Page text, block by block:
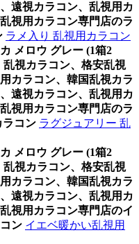
遠視カラコン、乱視用カ
視用カラコン専門店のラ
ラメ入り 乱視用カラコン
メロウ グレー (1箱2
視カラコン、格安乱視
カラコン、韓国乱視カラ
遠視カラコン、乱視用カ
視用カラコン専門店のラ
ラコン ラグジュアリー 乱
メロウ グレー (1箱2
視カラコン、格安乱視
カラコン、韓国乱視カラ
遠視カラコン、乱視用カ
視用カラコン専門店のイ
ン イエベ暖かい乱視用